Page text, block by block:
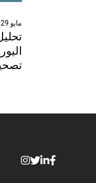
مايو 29 25, 14:48 GMT